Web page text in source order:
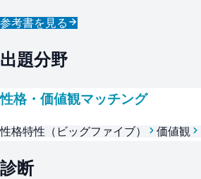
参考書を見る
出題分野
性格・価値観マッチング
性格特性（ビッグファイブ） 価値観
診断